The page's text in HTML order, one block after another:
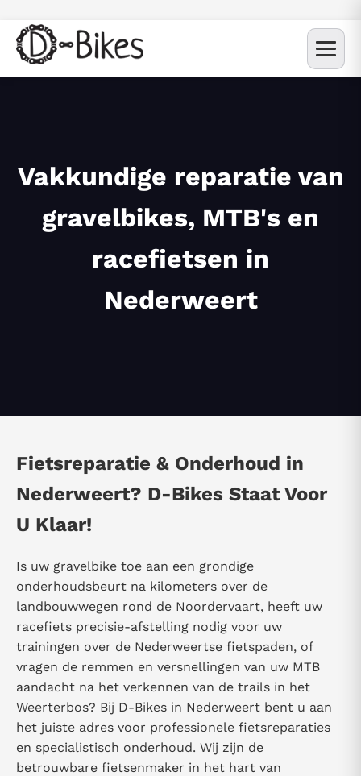
Vakkundige reparatie van
gravelbikes, MTB's en
racefietsen in
Nederweert
Fietsreparatie & Onderhoud in
Nederweert? D-Bikes Staat Voor
U Klaar!
Is uw gravelbike toe aan een grondige
onderhoudsbeurt na kilometers over de
landbouwwegen rond de Noordervaart, heeft uw
racefiets precisie-afstelling nodig voor uw
trainingen over de Nederweertse fietspaden, of
vragen de remmen en versnellingen van uw MTB
aandacht na het verkennen van de trails in het
Weerterbos? Bij D-Bikes in Nederweert bent u aan
het juiste adres voor professionele fietsreparaties
en specialistisch onderhoud. Wij zijn de
betrouwbare fietsenmaker in het hart van